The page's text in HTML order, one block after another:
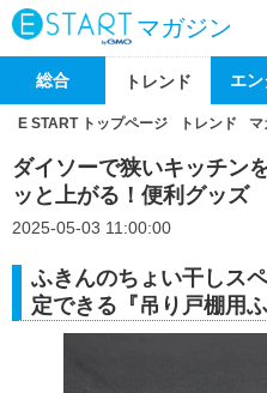
マガジン
総合 トレンド エン
E START トップページ トレンド マ
ダイソーで狭いキッチン
ッと上がる！便利グッズ
2025-05-03 11:00:00
ふきんのちょい干しス
定できる『吊り戸棚用ふ